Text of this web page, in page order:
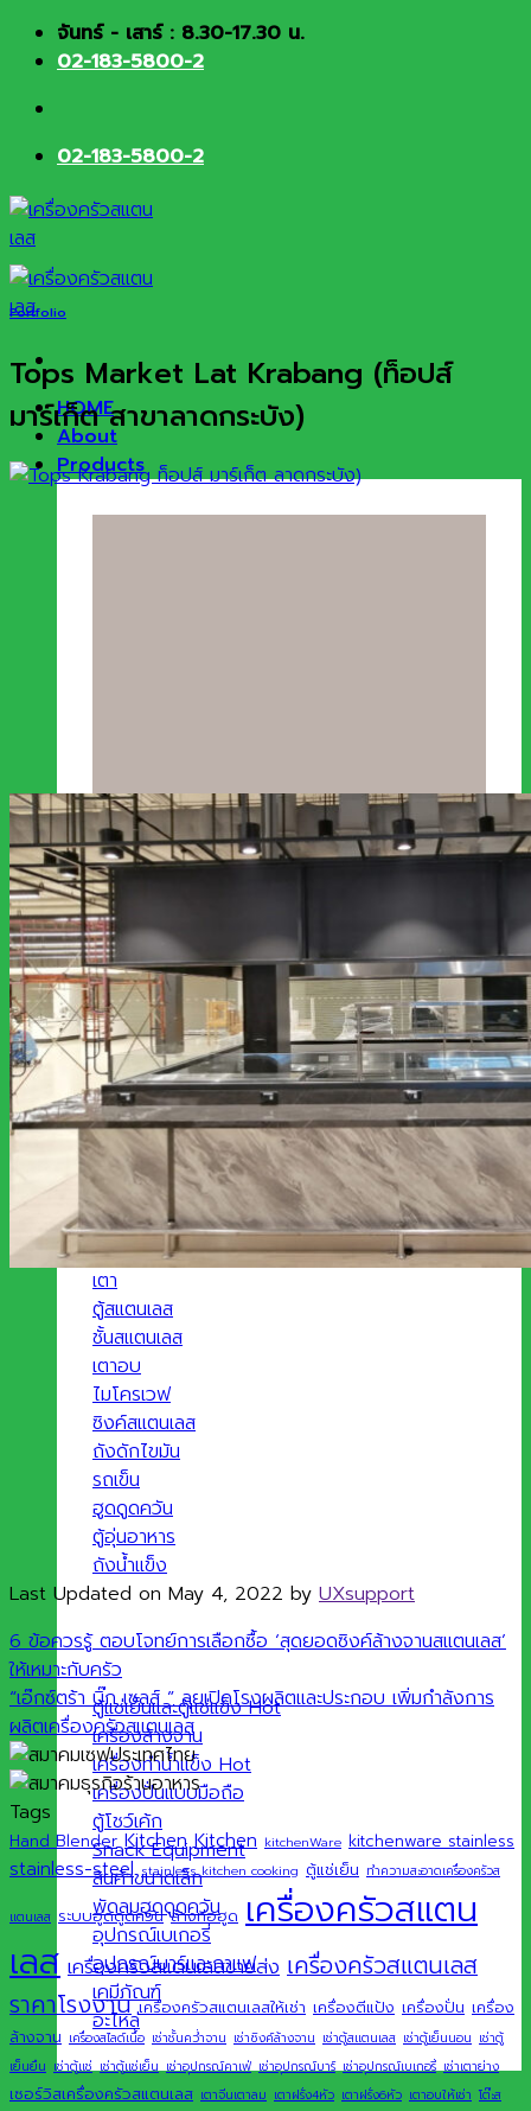
Skip จันทร์ - เสาร์ : 8.30-17.30 น.
02-183-5800-2
02-183-5800-2
HOME
About
Products
ประเภทสินค้า
โต๊ะสแตนเลส
เตา
ตู้สแตนเลส
ชั้นสแตนเลส
เตาอบ
ไมโครเวฟ
ซิงค์สแตนเลส
ถังดักไขมัน
รถเข็น
ฮูดดูดควัน
ตู้อุ่นอาหาร
ถังน้ำแข็ง
ตู้แช่เย็นและตู้แช่แข็ง
เครื่องล้างจาน
เครื่องทำน้ำแข็ง
เครื่องปั่นแบบมือถือ
ตู้โชว์เค้ก
Snack Equipment
สินค้าขนาดเล็ก
พัดลมฮูดดูดควัน
อุปกรณ์เบเกอรี่
อุปกรณ์บาร์และกาแฟ
เคมีภัณฑ์
อะไหล่
Portfolio
Tops Market Lat Krabang (ท็อปส์
มาร์เก็ต สาขาลาดกระบัง)
Last Updated on May 4, 2022 by UXsupport
6 ข้อควรรู้ ตอบโจทย์การเลือกซื้อ ‘สุดยอดซิงค์ล้างจานสแตนเลส’
ให้เหมาะกับครัว
“เอ๊กซ์ตร้า บิ๊ก เซลส์ ” ลุยเปิดโรงผลิตและประกอบ เพิ่มกำลังการ
ผลิตเครื่องครัวสแตนเลส
Tags
Hand Blender Kitchen Kitchen kitchenWare kitchenware stainless
stainless-steel stainless kitchen cooking ตู้แช่เย็น ทำความสะอาดเครื่องครัวส
แตนเลส ระบบฮูดดูดควัน ล้างท่อฮูด เครื่องครัวสแตน
เลส เครื่องครัวสแตนเลสขายส่ง เครื่องครัวสแตนเลส
ราคาโรงงาน เครื่องครัวสแตนเลสให้เช่า เครื่องตีแป้ง เครื่องปั่น เครื่อง
ล้างจาน เครื่องสไลด์เนื้อ เช่าชั้นคว่ำจาน เช่าซิงค์ล้างจาน เช่าตู้สแตนเลส เช่าตู้เย็นนอน เช่าตู้
เย็นยืน เช่าตู้แช่ เช่าตู้แช่เย็น เช่าอุปกรณ์คาเฟ่ เช่าอุปกรณ์บาร์ เช่าอุปกรณ์เบเกอรี่ เช่าเตาย่าง
เซอร์วิสเครื่องครัวสแตนเลส เตาจีนเตาลม เตาฝรั่ง4หัว เตาฝรั่ง6หัว เตาอบให้เช่า โต๊ะส